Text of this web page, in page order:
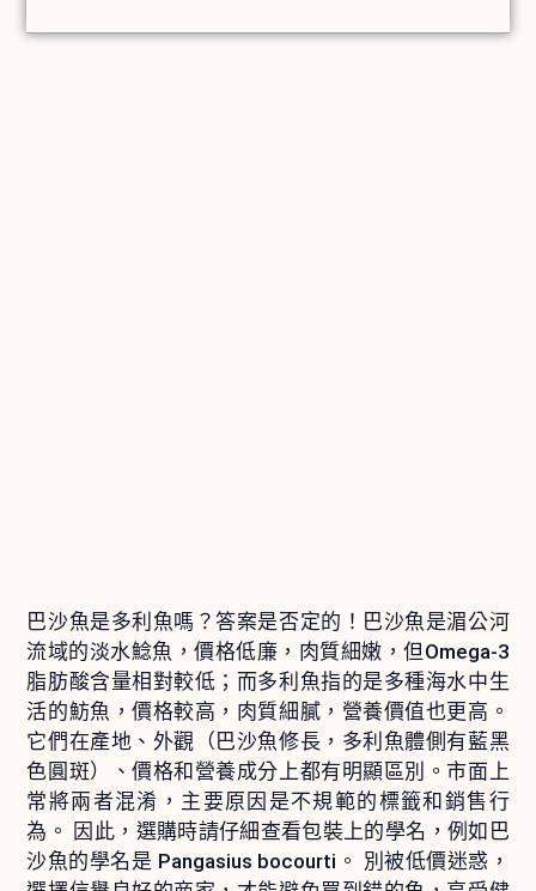
巴沙魚是多利魚嗎？答案是否定的！巴沙魚是湄公河
流域的淡水鯰魚，價格低廉，肉質細嫩，但Omega-3
脂肪酸含量相對較低；而多利魚指的是多種海水中生
活的魴魚，價格較高，肉質細膩，營養價值也更高。
它們在產地、外觀（巴沙魚修長，多利魚體側有藍黑
色圓斑）、價格和營養成分上都有明顯區別。市面上
常將兩者混淆，主要原因是不規範的標籤和銷售行
為。 因此，選購時請仔細查看包裝上的學名，例如巴
沙魚的學名是 Pangasius bocourti。 別被低價迷惑，